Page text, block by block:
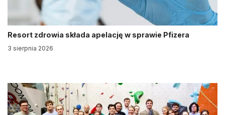
Resort zdrowia składa apelację w sprawie Pfizera
3 sierpnia 2026